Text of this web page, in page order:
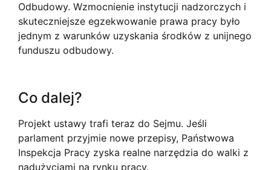
Odbudowy. Wzmocnienie instytucji nadzorczych i
skuteczniejsze egzekwowanie prawa pracy było
jednym z warunków uzyskania środków z unijnego
funduszu odbudowy.
Co dalej?
Projekt ustawy trafi teraz do Sejmu. Jeśli
parlament przyjmie nowe przepisy, Państwowa
Inspekcja Pracy zyska realne narzędzia do walki z
nadużyciami na rynku pracy.